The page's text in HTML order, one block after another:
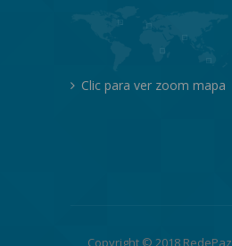
Clic para ver zoom mapa
Copyright © 2018 RedePaz